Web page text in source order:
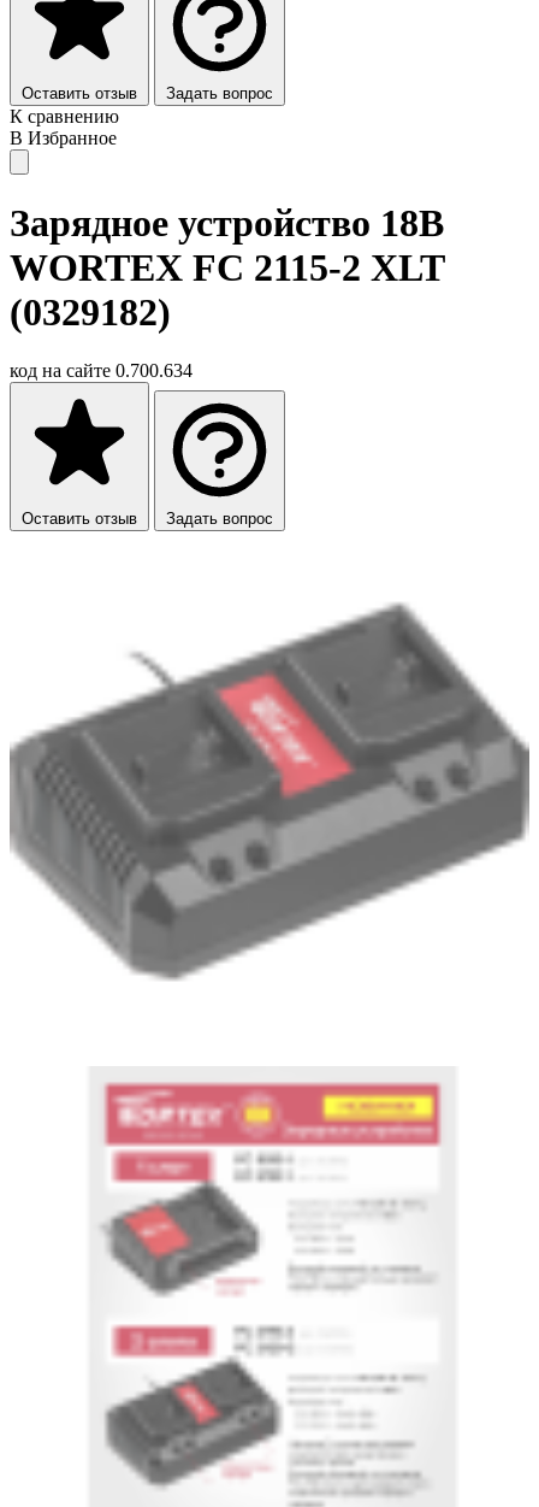
Оставить отзыв Задать вопрос
К сравнению
В Избранное
Зарядное устройство 18В
WORTEX FC 2115-2 XLT
(0329182)
код на сайте 0.700.634
Оставить отзыв Задать вопрос